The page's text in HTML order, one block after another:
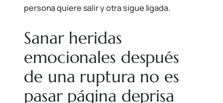
persona quiere salir y otra sigue ligada.
Sanar heridas
emocionales después
de una ruptura no es
pasar página deprisa